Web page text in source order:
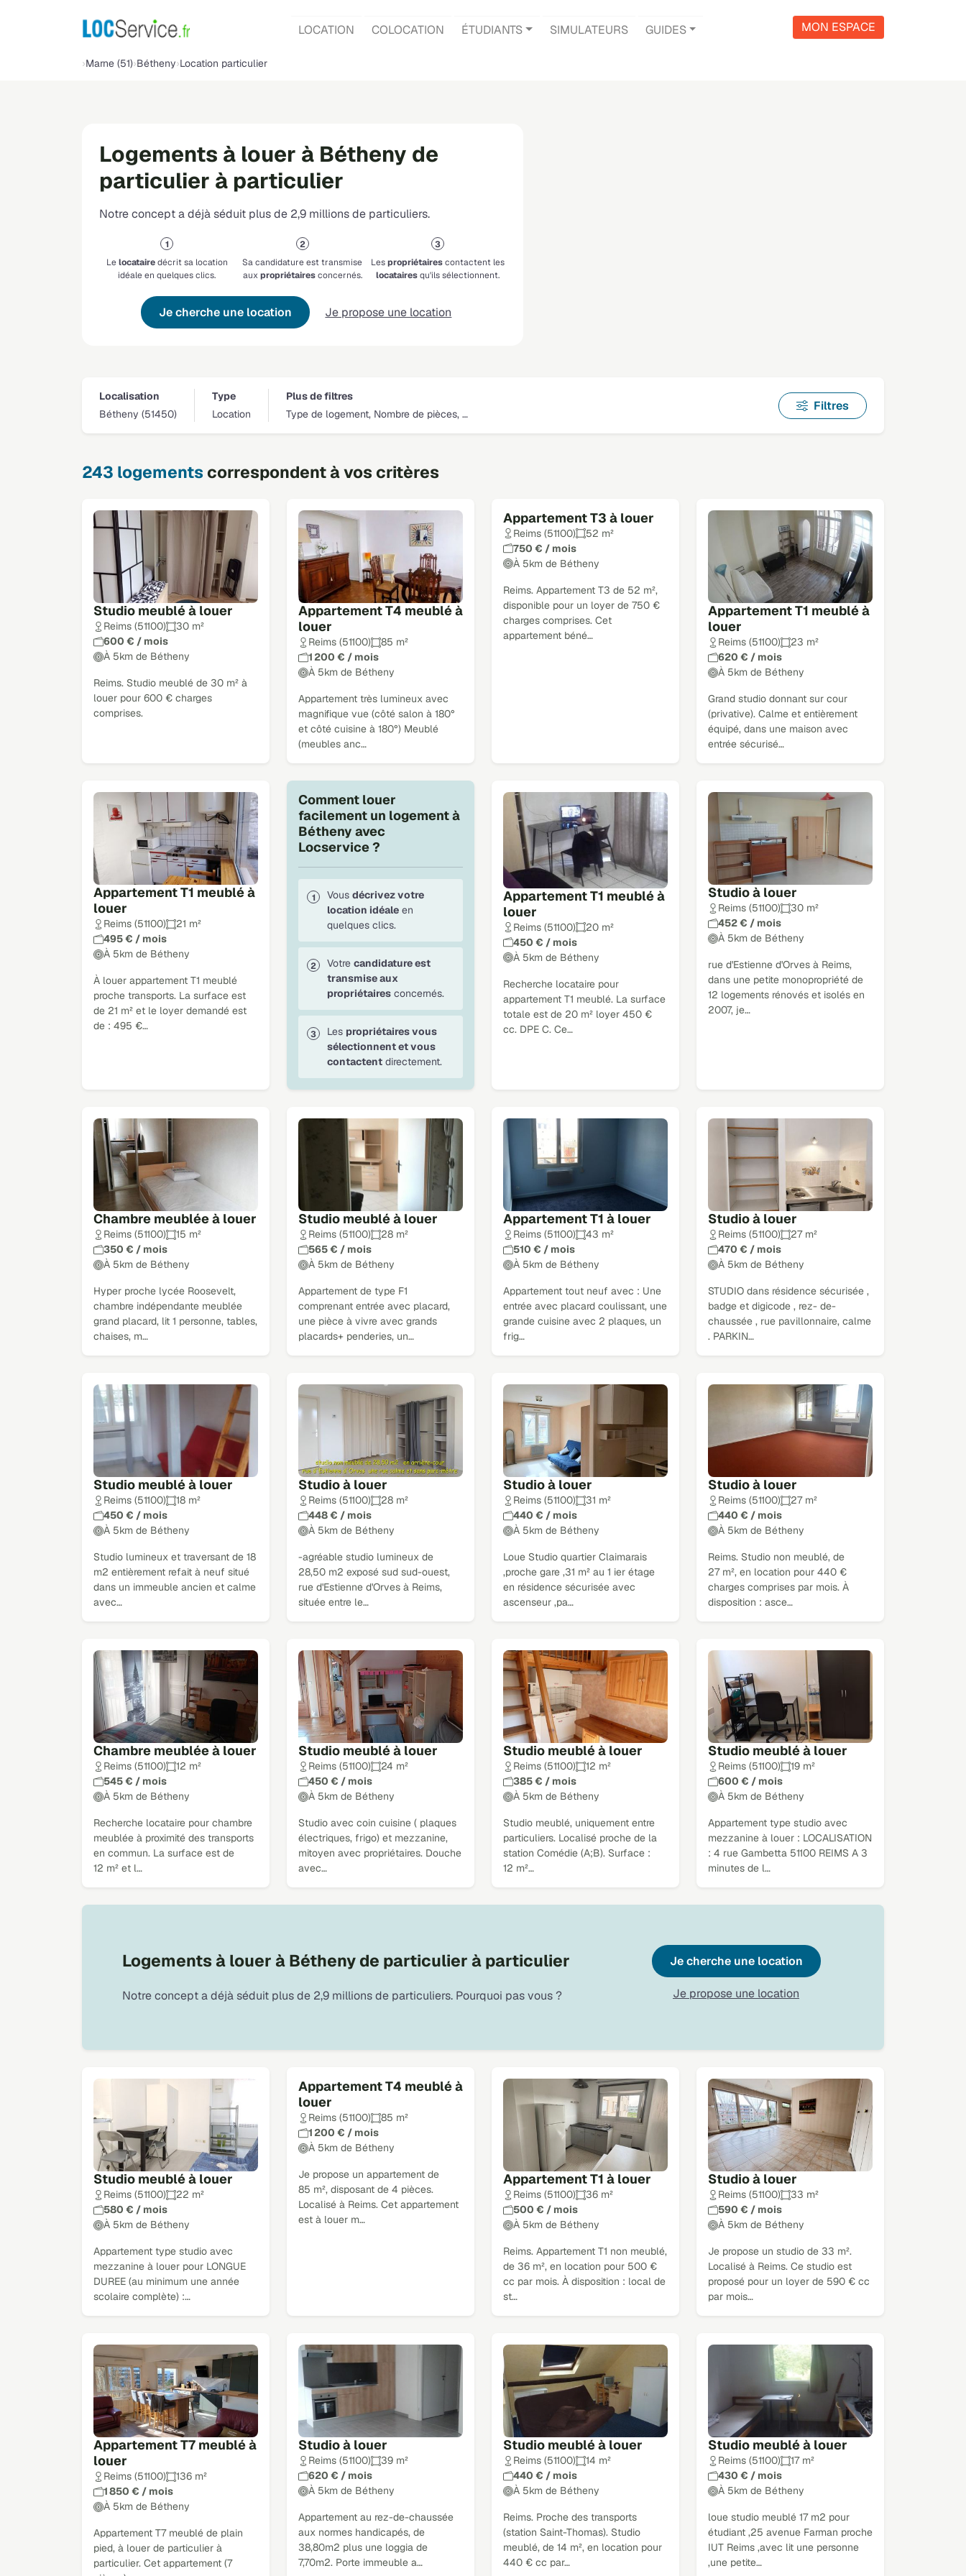
LOCATION COLOCATION ÉTUDIANTS SIMULATEURS GUIDES MON ESPACE
Marne (51) Bétheny Location particulier
Logements à louer à Bétheny de
particulier à particulier
Notre concept a déjà séduit plus de 2,9 millions de particuliers.
Lelocatairedécrit sa location
idéale en quelques clics.
Sa candidature est transmise
auxpropriétairesconcernés.
Lespropriétairescontactent les
locatairesqu'ils sélectionnent.
Je cherche une location Je propose une location
Localisation
Bétheny (51450)
Type
Location
Plus de filtres
Type de logement, Nombre de pièces, …
Filtres
243 logements correspondent à vos critères
Studio meublé à louer
Reims (51100)
30 m²
600 € / mois
À 5km de Bétheny
Reims. Studio meublé de 30 m² à
louer pour 600 € charges
comprises.
Appartement T4 meublé à
louer
Reims (51100)
85 m²
1 200 € / mois
À 5km de Bétheny
Appartement très lumineux avec
magnifique vue (côté salon à 180°
et côté cuisine à 180°) Meublé
(meubles anc…
Appartement T3 à louer
Reims (51100)
52 m²
750 € / mois
À 5km de Bétheny
Reims. Appartement T3 de 52 m²,
disponible pour un loyer de 750 €
charges comprises. Cet
appartement béné…
Appartement T1 meublé à
louer
Reims (51100)
23 m²
620 € / mois
À 5km de Bétheny
Grand studio donnant sur cour
(privative). Calme et entièrement
équipé, dans une maison avec
entrée sécurisé…
Appartement T1 meublé à
louer
Reims (51100)
21 m²
495 € / mois
À 5km de Bétheny
À louer appartement T1 meublé
proche transports. La surface est
de 21 m² et le loyer demandé est
de : 495 €…
Appartement T1 meublé à
louer
Reims (51100)
20 m²
450 € / mois
À 5km de Bétheny
Recherche locataire pour
appartement T1 meublé. La surface
totale est de 20 m² loyer 450 €
cc. DPE C. Ce…
Studio à louer
Reims (51100)
30 m²
452 € / mois
À 5km de Bétheny
rue d'Estienne d'Orves à Reims,
dans une petite monopropriété de
12 logements rénovés et isolés en
2007, je…
Chambre meublée à louer
Reims (51100)
15 m²
350 € / mois
À 5km de Bétheny
Hyper proche lycée Roosevelt,
chambre indépendante meublée
grand placard, lit 1 personne, tables,
chaises, m…
Studio meublé à louer
Reims (51100)
28 m²
565 € / mois
À 5km de Bétheny
Appartement de type F1
comprenant entrée avec placard,
une pièce à vivre avec grands
placards+ penderies, un…
Appartement T1 à louer
Reims (51100)
43 m²
510 € / mois
À 5km de Bétheny
Appartement tout neuf avec : Une
entrée avec placard coulissant, une
grande cuisine avec 2 plaques, un
frig…
Studio à louer
Reims (51100)
27 m²
470 € / mois
À 5km de Bétheny
STUDIO dans résidence sécurisée ,
badge et digicode , rez- de-
chaussée , rue pavillonnaire, calme
. PARKIN…
Studio meublé à louer
Reims (51100)
18 m²
450 € / mois
À 5km de Bétheny
Studio lumineux et traversant de 18
m2 entièrement refait à neuf situé
dans un immeuble ancien et calme
avec…
Studio à louer
Reims (51100)
28 m²
448 € / mois
À 5km de Bétheny
-agréable studio lumineux de
28,50 m2 exposé sud sud-ouest,
rue d'Estienne d'Orves à Reims,
située entre le…
Studio à louer
Reims (51100)
31 m²
440 € / mois
À 5km de Bétheny
Loue Studio quartier Claimarais
,proche gare ,31 m² au 1 ier étage
en résidence sécurisée avec
ascenseur ,pa…
Studio à louer
Reims (51100)
27 m²
440 € / mois
À 5km de Bétheny
Reims. Studio non meublé, de
27 m², en location pour 440 €
charges comprises par mois. À
disposition : asce…
Chambre meublée à louer
Reims (51100)
12 m²
545 € / mois
À 5km de Bétheny
Recherche locataire pour chambre
meublée à proximité des transports
en commun. La surface est de
12 m² et l…
Studio meublé à louer
Reims (51100)
24 m²
450 € / mois
À 5km de Bétheny
Studio avec coin cuisine ( plaques
électriques, frigo) et mezzanine,
mitoyen avec propriétaires. Douche
avec…
Studio meublé à louer
Reims (51100)
12 m²
385 € / mois
À 5km de Bétheny
Studio meublé, uniquement entre
particuliers. Localisé proche de la
station Comédie (A;B). Surface :
12 m²…
Studio meublé à louer
Reims (51100)
19 m²
600 € / mois
À 5km de Bétheny
Appartement type studio avec
mezzanine à louer : LOCALISATION
: 4 rue Gambetta 51100 REIMS A 3
minutes de l…
Studio meublé à louer
Reims (51100)
22 m²
580 € / mois
À 5km de Bétheny
Appartement type studio avec
mezzanine à louer pour LONGUE
DUREE (au minimum une année
scolaire complète) :…
Appartement T4 meublé à
louer
Reims (51100)
85 m²
1 200 € / mois
À 5km de Bétheny
Je propose un appartement de
85 m², disposant de 4 pièces.
Localisé à Reims. Cet appartement
est à louer m…
Appartement T1 à louer
Reims (51100)
36 m²
500 € / mois
À 5km de Bétheny
Reims. Appartement T1 non meublé,
de 36 m², en location pour 500 €
cc par mois. À disposition : local de
st…
Studio à louer
Reims (51100)
33 m²
590 € / mois
À 5km de Bétheny
Je propose un studio de 33 m².
Localisé à Reims. Ce studio est
proposé pour un loyer de 590 € cc
par mois…
Appartement T7 meublé à
louer
Reims (51100)
136 m²
1 850 € / mois
À 5km de Bétheny
Appartement T7 meublé de plain
pied, à louer de particulier à
particulier. Cet appartement (7
Studio à louer
Reims (51100)
39 m²
620 € / mois
À 5km de Bétheny
Appartement au rez-de-chaussée
aux normes handicapés, de
38,80m2 plus une loggia de
7,70m2. Porte immeuble a…
Studio meublé à louer
Reims (51100)
14 m²
440 € / mois
À 5km de Bétheny
Reims. Proche des transports
(station Saint-Thomas). Studio
meublé, de 14 m², en location pour
440 € cc par…
Studio meublé à louer
Reims (51100)
17 m²
430 € / mois
À 5km de Bétheny
loue studio meublé 17 m2 pour
étudiant ,25 avenue Farman proche
IUT Reims ,avec lit une personne
,une petite…
Comment louer
facilement un logement à
Bétheny avec
Locservice ?
Vous décrivez votre
location idéale en
quelques clics.
Votre candidature est
transmise aux
propriétaires concernés.
Les propriétaires vous
sélectionnent et vous
contactent directement.
Logements à louer à Bétheny de particulier à particulier
Notre concept a déjà séduit plus de 2,9 millions de particuliers. Pourquoi pas vous ?
Je cherche une location
Je propose une location